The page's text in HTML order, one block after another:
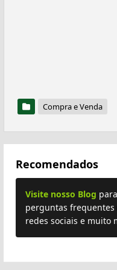
Compra e Venda
Recomendados
Visite nosso Blog
perguntas frequentes
redes sociais e muito